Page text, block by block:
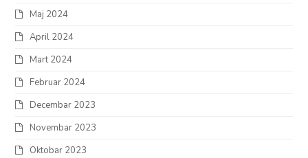
Maj 2024
April 2024
Mart 2024
Februar 2024
Decembar 2023
Novembar 2023
Oktobar 2023